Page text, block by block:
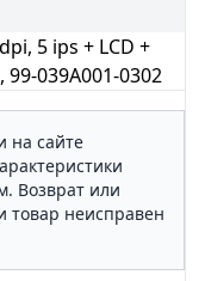
5 ips + LCD +
039A001-0302
на сайте
Возврат или
товар неисправен